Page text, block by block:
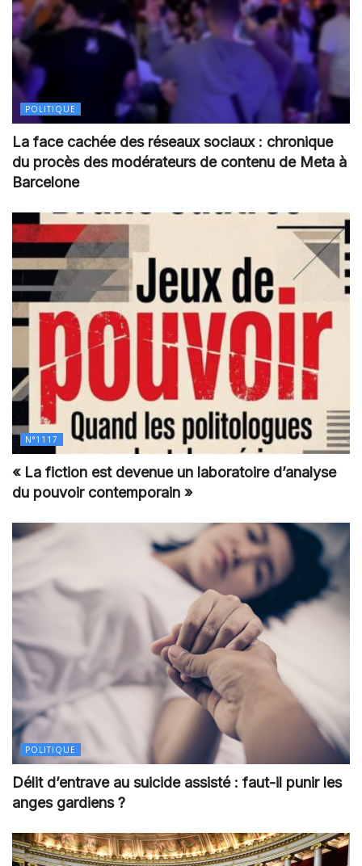
POLITIQUE
La face cachée des réseaux sociaux : chronique
du procès des modérateurs de contenu de Meta à
Barcelone
N°1117
« La fiction est devenue un laboratoire d’analyse
du pouvoir contemporain »
POLITIQUE
Délit d’entrave au suicide assisté : faut-il punir les
anges gardiens ?